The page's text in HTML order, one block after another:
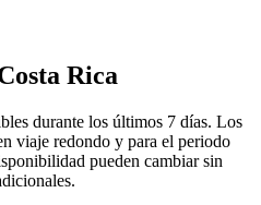
Rica
durante los últimos 7 días. Los
viaje redondo y para el periodo
pueden cambiar sin